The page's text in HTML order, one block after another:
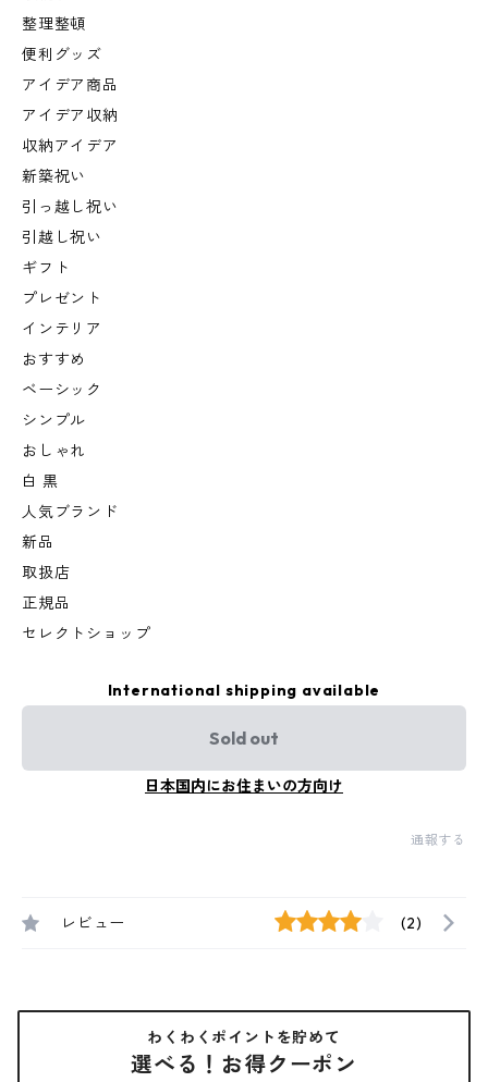
整理整頓
便利グッズ
アイデア商品
アイデア収納
収納アイデア
新築祝い
引っ越し祝い
引越し祝い
ギフト
プレゼント
インテリア
おすすめ
ベーシック
シンプル
おしゃれ
白 黒
人気ブランド
新品
取扱店
正規品
セレクトショップ
International shipping available
Sold out
日本国内にお住まいの方向け
通報する
レビュー (2)
わくわくポイントを貯めて
選べる！お得クーポン